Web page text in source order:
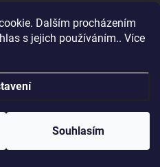
Dalším procházením
s jejich používáním.. Více
Souhlasím